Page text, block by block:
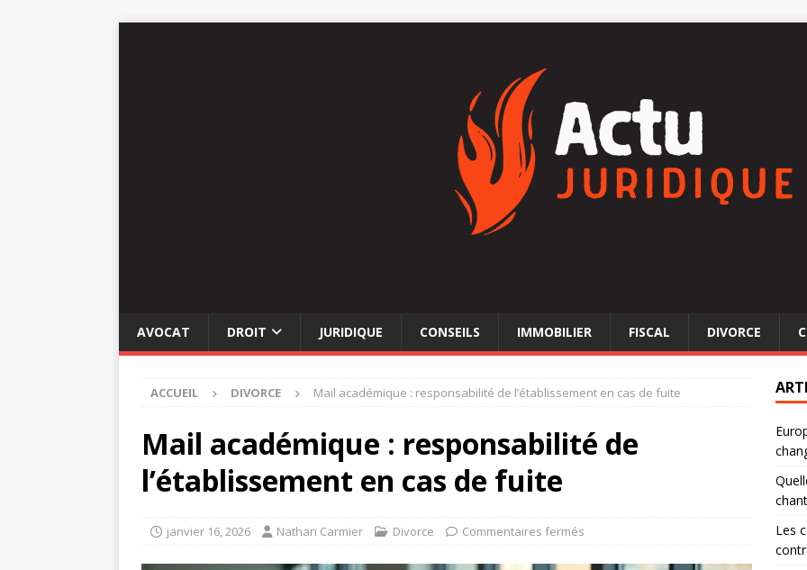
AVOCAT DROIT JURIDIQUE CONSEILS IMMOBILIER FISCAL DIVORCE
ACCUEIL DIVORCE Mail académique : responsabilité de l’établissement en cas de fuite
Mail académique : responsabilité de
l’établissement en cas de fuite
janvier 16, 2026 Nathan Carmier Divorce Commentaires fermés
Les